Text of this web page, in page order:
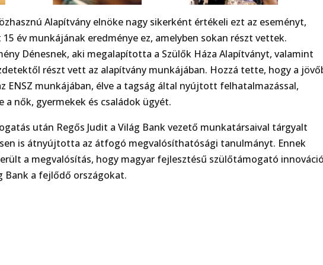
Alapítvány elnöke nagy sikerként értékeli ezt az eseményt,
év munkájának eredménye ez, amelyben sokan részt vettek.
Dénesnek, aki megalapította a Szülők Háza Alapítványt, valamint
részt vett az alapítvány munkájában. Hozzá tette, hogy a
ENSZ munkájában, élve a tagság által nyújtott felhatalmazással,
nők, gyermekek és családok ügyét.
után Regős Judit a Világ Bank vezető munkatársaival tárgyalt
is átnyújtotta az átfogó megvalósíthatósági tanulmányt. Ennek
a megvalósítás, hogy magyar fejlesztésű szülőtámogató
Bank a fejlődő országokat.